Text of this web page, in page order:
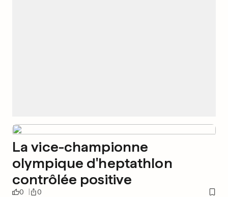
La vice-championne
olympique d'heptathlon
contrôlée positive
0 0